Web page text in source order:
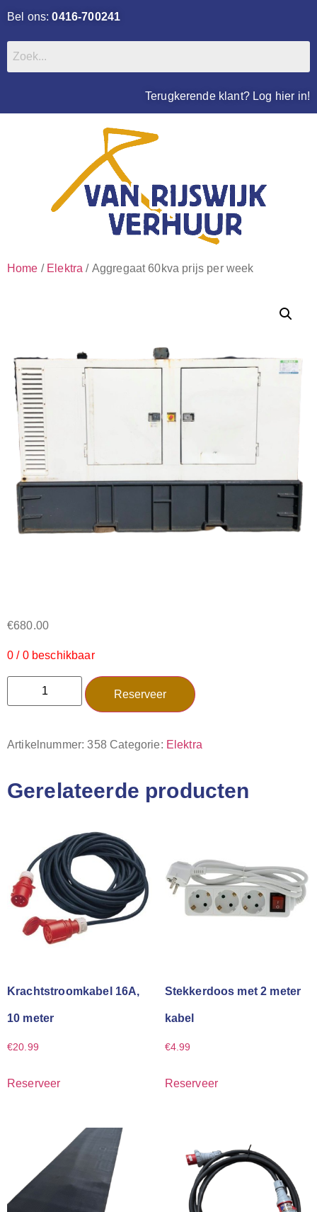
Bel ons:0416-700241
Terugkerende klant? Log hier in!
Home / Elektra / Aggregaat 60kva prijs per week
€680.00
0 / 0 beschikbaar
Reserveer
Artikelnummer:358 Categorie: Elektra
Gerelateerde producten
Krachtstroomkabel 16A,
10 meter
€20.99
Reserveer
Stekkerdoos met 2 meter
kabel
€4.99
Reserveer